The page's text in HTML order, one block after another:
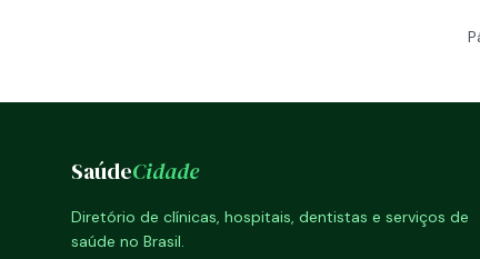
SaúdeCidade
Diretório de clínicas, hospitais, dentistas e serviços de
saúde no Brasil.